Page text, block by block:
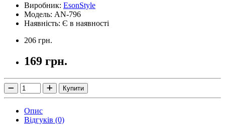
Виробник: EsonStyle
Модель: AN-796
Наявність: Є в наявності
206 грн.
169 грн.
Купити
Опис
Відгуків (0)